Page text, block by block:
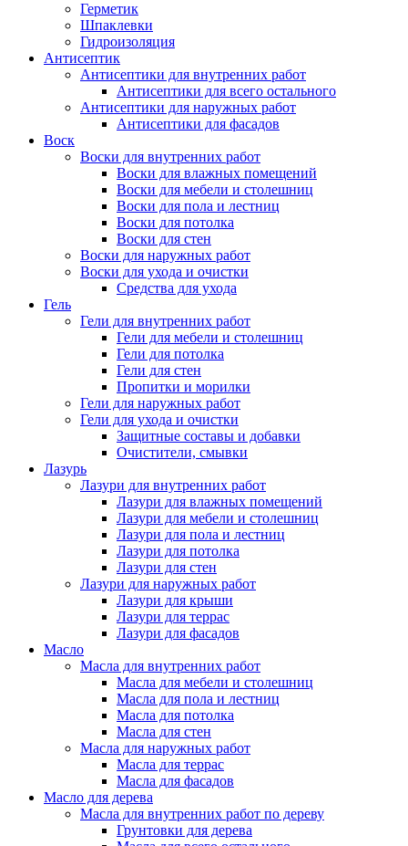
Герметик
Шпаклевки
Гидроизоляция
Антисептик
Антисептики для внутренних работ
Антисептики для всего остального
Антисептики для наружных работ
Антисептики для фасадов
Воск
Воски для внутренних работ
Воски для влажных помещений
Воски для мебели и столешниц
Воски для пола и лестниц
Воски для потолка
Воски для стен
Воски для наружных работ
Воски для ухода и очистки
Средства для ухода
Гель
Гели для внутренних работ
Гели для мебели и столешниц
Гели для потолка
Гели для стен
Пропитки и морилки
Гели для наружных работ
Гели для ухода и очистки
Защитные составы и добавки
Очистители, смывки
Лазурь
Лазури для внутренних работ
Лазури для влажных помещений
Лазури для мебели и столешниц
Лазури для пола и лестниц
Лазури для потолка
Лазури для стен
Лазури для наружных работ
Лазури для крыши
Лазури для террас
Лазури для фасадов
Масло
Масла для внутренних работ
Масла для мебели и столешниц
Масла для пола и лестниц
Масла для потолка
Масла для стен
Масла для наружных работ
Масла для террас
Масла для фасадов
Масло для дерева
Масла для внутренних работ по дереву
Грунтовки для дерева